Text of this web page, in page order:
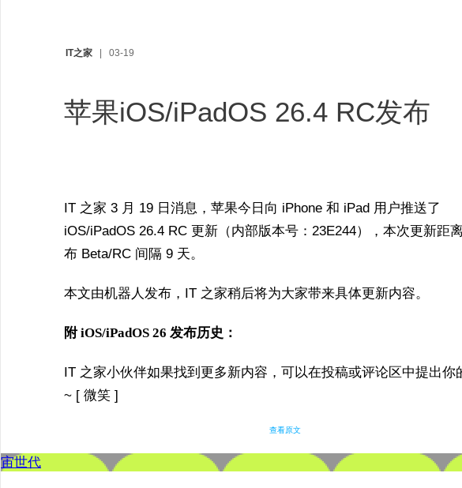
IT之家 03-19
苹果iOS/iPadOS 26.4 RC发布
IT 之家 3 月 19 日消息，苹果今日向 iPhone 和 iPad 用户推送了
iOS/iPadOS 26.4 RC 更新（内部版本号：23E244），本次更新距
布 Beta/RC 间隔 9 天。
本文由机器人发布，IT 之家稍后将为大家带来具体更新内容。
附 iOS/iPadOS 26 发布历史：
IT 之家小伙伴如果找到更多新内容，可以在投稿或评论区中提出你
~ [ 微笑 ]
查看原文
宙世代